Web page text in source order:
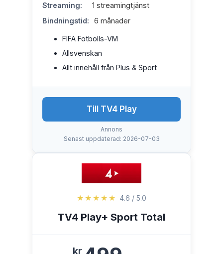
Streaming:
1 streamingtjänst
Bindningstid:
6 månader
FIFA Fotbolls-VM
Allsvenskan
Allt innehåll från Plus & Sport
Till TV4 Play
Annons
Senast uppdaterad: 2026-07-03
★★★★★ 4.6 / 5.0
TV4 Play+ Sport Total
kr